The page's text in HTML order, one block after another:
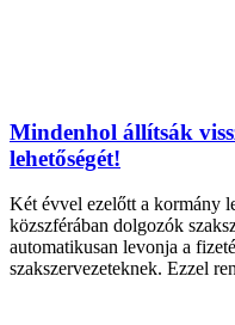
Mindenhol állítsák
lehetőségét!
Két évvel ezelőtt a kormány
közszférában dolgozók
automatikusan levonja a
szakszervezeteknek. Ezzel